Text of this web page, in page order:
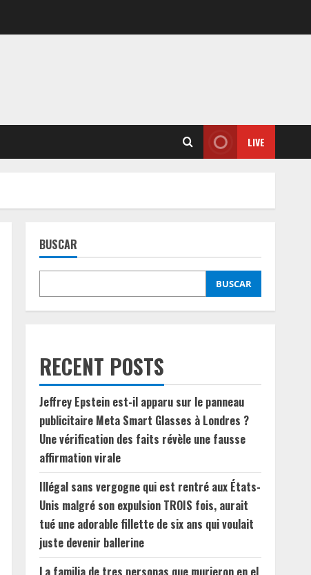
LIVE
BUSCAR
BUSCAR
RECENT POSTS
Jeffrey Epstein est-il apparu sur le panneau
publicitaire Meta Smart Glasses à Londres ?
Une vérification des faits révèle une fausse
affirmation virale
Illégal sans vergogne qui est rentré aux États-
Unis malgré son expulsion TROIS fois, aurait
tué une adorable fillette de six ans qui voulait
juste devenir ballerine
La familia de tres personas que murieron en el